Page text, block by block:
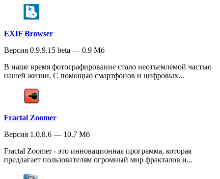
EXIF Browser
Версия 0.9.9.15 beta — 0.9 Мб
В наше время фотографирование стало неотъемлемой частью
нашей жизни. С помощью смартфонов и цифровых...
Fractal Zoomer
Версия 1.0.8.6 — 10.7 Мб
Fractal Zoomer - это инновационная программа, которая
предлагает пользователям огромный мир фракталов и...